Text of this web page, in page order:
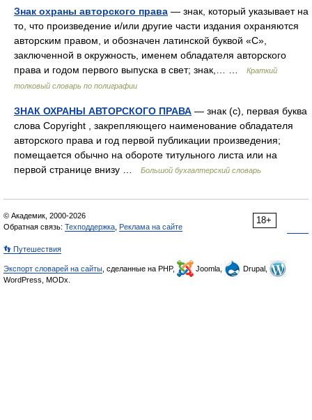
Знак охраны авторского права — знак, который указывает на
то, что произведение и/или другие части издания охраняются
авторским правом, и обозначен латинской буквой «С»,
заключенной в окружность, именем обладателя авторского
права и годом первого выпуска в свет; знак,… …
Краткий
толковый словарь по полиграфии
ЗНАК ОХРАНЫ АВТОРСКОГО ПРАВА — знак (c), первая буква
слова Copyright , закрепляющего наименование обладателя
авторского права и год первой публикации произведения;
помещается обычно на обороте титульного листа или на
первой странице внизу …
Большой бухгалтерский словарь
18+
© Академик, 2000-2026
Обратная связь: Техподдержка Реклама на сайте
👣 Путешествия
Экспорт словарей на сайты , сделанные на PHP, Joomla,
Drupal,
WordPress, MODx.